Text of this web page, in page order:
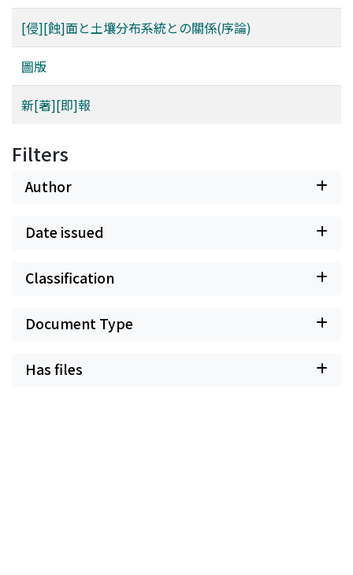
[侵][蝕]面と土壤分布系統との關係(序論)
圖版
新[著][即]報
Filters
Author
Date issued
Classification
Document Type
Has files